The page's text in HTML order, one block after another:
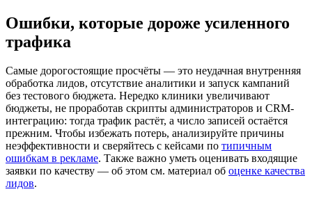
Ошибки, которые дороже усиленного
трафика
Самые дорогостоящие просчёты — это неудачная внутренняя
обработка лидов, отсутствие аналитики и запуск кампаний
без тестового бюджета. Нередко клиники увеличивают
бюджеты, не проработав скрипты администраторов и CRM-
интеграцию: тогда трафик растёт, а число записей остаётся
прежним. Чтобы избежать потерь, анализируйте причины
неэффективности и сверяйтесь с кейсами по типичным
ошибкам в рекламе. Также важно уметь оценивать входящие
заявки по качеству — об этом см. материал об оценке качества
лидов.